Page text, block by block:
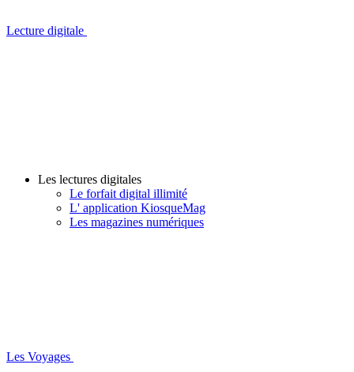
Lecture digitale
Les lectures digitales
Le forfait digital illimité
L' application KiosqueMag
Les magazines numériques
Les Voyages